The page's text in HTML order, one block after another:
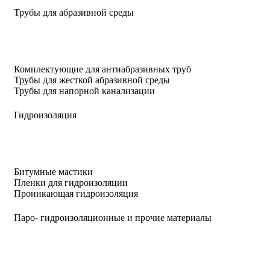
Трубы для абразивной среды
Комплектующие для антиабразивных труб
Трубы для жесткой абразивной среды
Трубы для напорной канализации
Гидроизоляция
Битумные мастики
Пленки для гидроизоляции
Проникающая гидроизоляция
Паро- гидроизоляционные и прочие материалы